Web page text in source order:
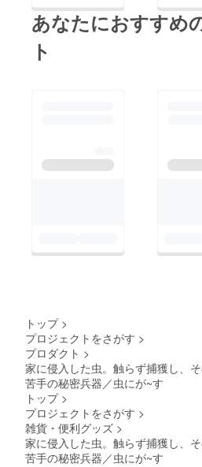
あなたにおすすめ
ト
トップ >
プロジェクトをさがす >
プロダクト >
家に侵入した虫。触らず捕獲し、
苦手の秘密兵器／虫にが~す
トップ >
プロジェクトをさがす >
雑貨・便利グッズ >
家に侵入した虫。触らず捕獲し、
苦手の秘密兵器／虫にが~す